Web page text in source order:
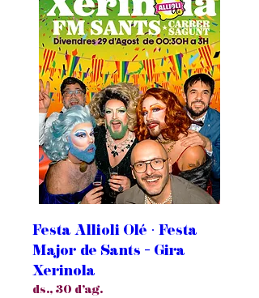
Festa Allioli Olé · Festa
Major de Sants - Gira
Xerinola
ds., 30 d’ag.